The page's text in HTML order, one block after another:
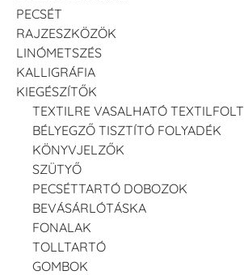
PECSÉT
RAJZESZKÖZÖK
LINÓMETSZÉS
KALLIGRÁFIA
KIEGÉSZÍTŐK
TEXTILRE VASALHATÓ TEXTILFOLT
BÉLYEGZŐ TISZTÍTÓ FOLYADÉK
KÖNYVJELZŐK
SZÜTYŐ
PECSÉTTARTÓ DOBOZOK
BEVÁSÁRLÓTÁSKA
FONALAK
TOLLTARTÓ
GOMBOK